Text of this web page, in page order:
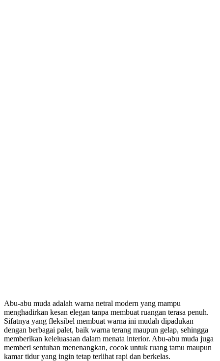
Abu-abu muda adalah warna netral modern yang mampu
menghadirkan kesan elegan tanpa membuat ruangan terasa penuh.
Sifatnya yang fleksibel membuat warna ini mudah dipadukan
dengan berbagai palet, baik warna terang maupun gelap, sehingga
memberikan keleluasaan dalam menata interior. Abu-abu muda juga
memberi sentuhan menenangkan, cocok untuk ruang tamu maupun
kamar tidur yang ingin tetap terlihat rapi dan berkelas.